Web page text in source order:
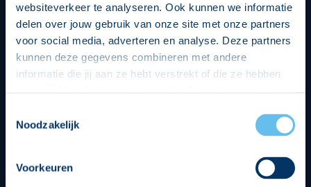
websiteverkeer te analyseren. Ook kunnen we informatie
delen over jouw gebruik van onze site met onze partners
voor social media, adverteren en analyse. Deze partners
kunnen deze gegevens combineren met andere
informatie die jij aan ze hebt verstrekt of die ze hebben
op een veilige en integere wijze. Je kunt je toestemming
beheren op de privacy- en cookieverklaring pagina.
Noodzakelijk
Voorkeuren
Divisie partners